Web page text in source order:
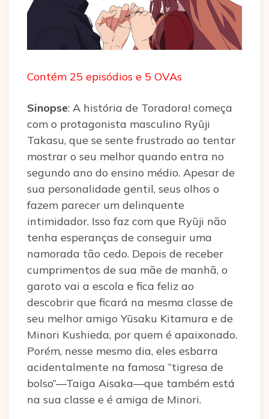
Contém 25 episódios e 5 OVAs
Sinopse: A história de Toradora! começa
com o protagonista masculino Ryūji
Takasu, que se sente frustrado ao tentar
mostrar o seu melhor quando entra no
segundo ano do ensino médio. Apesar de
sua personalidade gentil, seus olhos o
fazem parecer um delinquente
intimidador. Isso faz com que Ryūji não
tenha esperanças de conseguir uma
namorada tão cedo. Depois de receber
cumprimentos de sua mãe de manhã, o
garoto vai a escola e fica feliz ao
descobrir que ficará na mesma classe de
seu melhor amigo Yūsaku Kitamura e de
Minori Kushieda, por quem é apaixonado.
Porém, nesse mesmo dia, eles esbarra
acidentalmente na famosa “tigresa de
bolso”—Taiga Aisaka—que também está
na sua classe e é amiga de Minori.